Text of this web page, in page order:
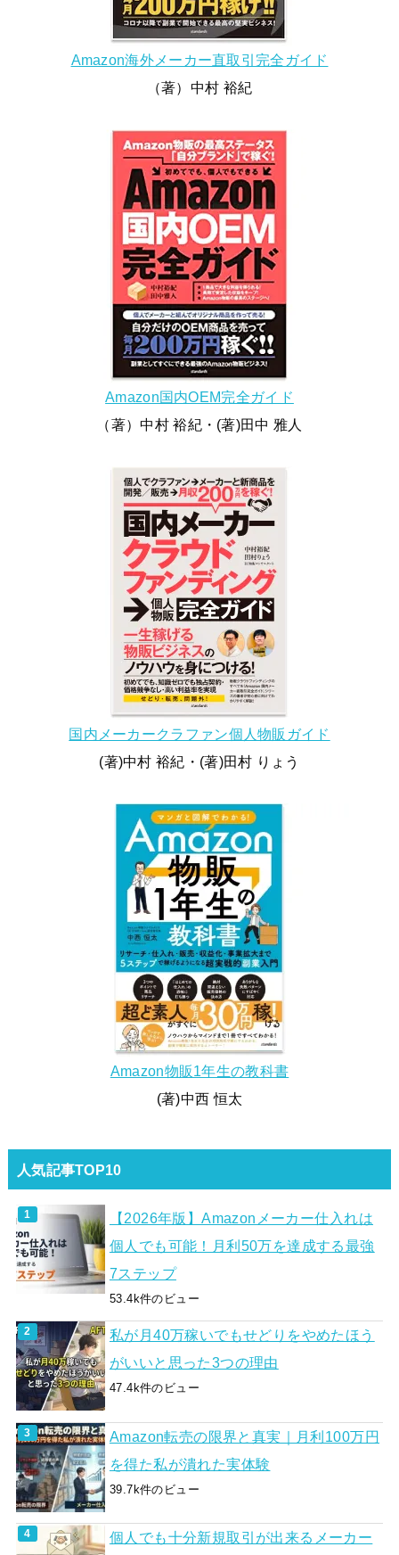
Amazon海外メーカー直取引完全ガイド
（著）中村 裕紀
Amazon国内OEM完全ガイド
（著）中村 裕紀・(著)田中 雅人
国内メーカークラファン個人物販ガイド
(著)中村 裕紀・(著)田村 りょう
Amazon物販1年生の教科書
(著)中西 恒太
人気記事TOP10
【2026年版】Amazonメーカー仕入れは
個人でも可能！月利50万を達成する最強
7ステップ
53.4k件のビュー
私が月40万稼いでもせどりをやめたほう
がいいと思った3つの理由
47.4k件のビュー
Amazon転売の限界と真実｜月利100万円
を得た私が潰れた実体験
39.7k件のビュー
個人でも十分新規取引が出来るメーカー